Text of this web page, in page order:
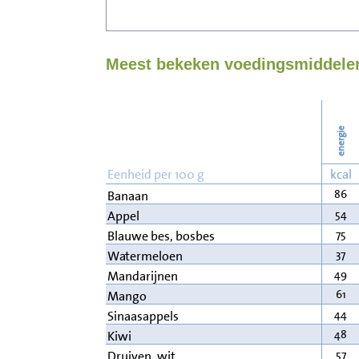
Meest bekeken
energie
Eenheid per 100 g kcal
Banaan
86
Appel 54
Blauwe bes, bosbes 75
Watermeloen 37
Mandarijnen 49
Mango 61
Sinaasappels 44
Kiwi 48
57